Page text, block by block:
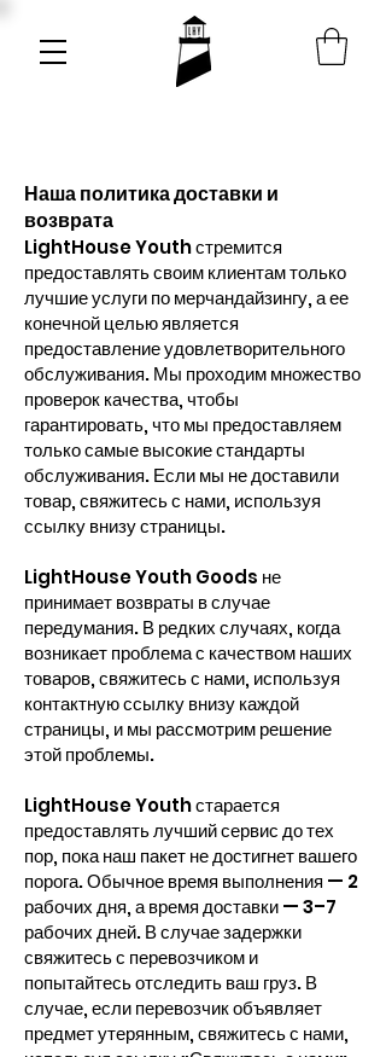
Наша политика доставки и
возврата
LightHouse Youth стремится
предоставлять своим клиентам только
лучшие услуги по мерчандайзингу, а ее
конечной целью является
предоставление удовлетворительного
обслуживания. Мы проходим множество
проверок качества, чтобы
гарантировать, что мы предоставляем
только самые высокие стандарты
обслуживания. Если мы не доставили
товар, свяжитесь с нами, используя
ссылку внизу страницы.
LightHouse Youth Goods не
принимает возвраты в случае
передумания. В редких случаях, когда
возникает проблема с качеством наших
товаров, свяжитесь с нами, используя
контактную ссылку внизу каждой
страницы, и мы рассмотрим решение
этой проблемы.
LightHouse Youth старается
предоставлять лучший сервис до тех
пор, пока наш пакет не достигнет вашего
порога. Обычное время выполнения — 2
рабочих дня, а время доставки — 3–7
рабочих дней. В случае задержки
свяжитесь с перевозчиком и
попытайтесь отследить ваш груз. В
случае, если перевозчик объявляет
предмет утерянным, свяжитесь с нами,